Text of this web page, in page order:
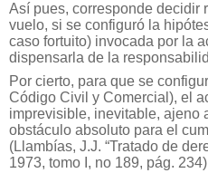
Así pues, corresponde decidir
vuelo, si se configuró la
caso fortuito) invocada por la
dispensarla de la
Por cierto, para que se
Código Civil y Comercial), el
imprevisible, inevitable, ajeno
obstáculo absoluto para el
(Llambías, J.J. “Tratado de
1973, tomo I, no 189, pág.